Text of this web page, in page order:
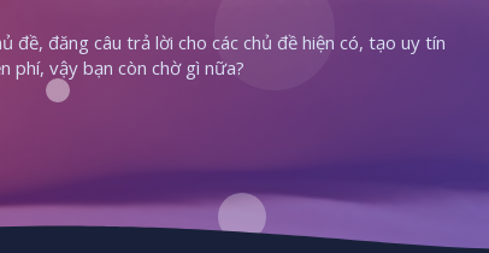
đề, đăng câu trả lời cho các chủ đề hiện có, tạo uy tín
phí, vậy bạn còn chờ gì nữa?